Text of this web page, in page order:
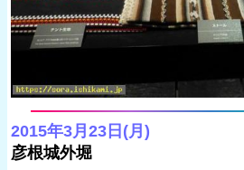
2015年3月23日(月)
彦根城外堀